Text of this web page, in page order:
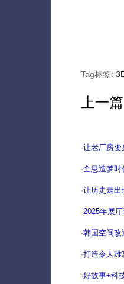
Tag标签:
上一篇
·让老厂房变
·全息造梦时
·让历史走出
·2025年展
·韩国空间改
·打造令人难
·好故事+科